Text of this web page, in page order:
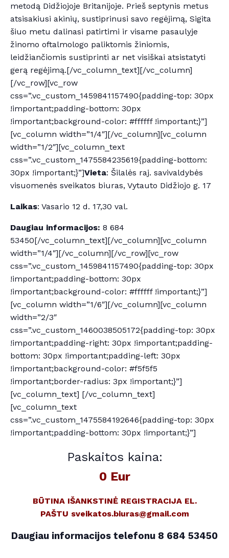
metodą Didžiojoje Britanijoje. Prieš septynis metus
atsisakiusi akinių, sustiprinusi savo regėjimą, Sigita
šiuo metu dalinasi patirtimi ir visame pasaulyje
žinomo oftalmologo paliktomis žiniomis,
leidžiančiomis sustiprinti ar net visiškai atsistatyti
gerą regėjimą.[/vc_column_text][/vc_column]
[/vc_row][vc_row
css=”.vc_custom_1459841157490{padding-top: 30px
!important;padding-bottom: 30px
!important;background-color: #ffffff !important;}”]
[vc_column width=”1/4″][/vc_column][vc_column
width=”1/2″][vc_column_text
css=”.vc_custom_1475584235619{padding-bottom:
30px !important;}”]Vieta: Šilalės raj. savivaldybės
visuomenės sveikatos biuras, Vytauto Didžiojo g. 17
Laikas: Vasario 12 d. 17,30 val.
Daugiau informacijos: 8 684
53450[/vc_column_text][/vc_column][vc_column
width=”1/4″][/vc_column][/vc_row][vc_row
css=”.vc_custom_1459841157490{padding-top: 30px
!important;padding-bottom: 30px
!important;background-color: #ffffff !important;}”]
[vc_column width=”1/6″][/vc_column][vc_column
width=”2/3″
css=”.vc_custom_1460038505172{padding-top: 30px
!important;padding-right: 30px !important;padding-
bottom: 30px !important;padding-left: 30px
!important;background-color: #f5f5f5
!important;border-radius: 3px !important;}”]
[vc_column_text] [/vc_column_text]
[vc_column_text
css=”.vc_custom_1475584192646{padding-top: 30px
!important;padding-bottom: 30px !important;}”]
Paskaitos kaina:
0 Eur
BŪTINA IŠANKSTINĖ REGISTRACIJA EL.
PAŠTU sveikatos.biuras@gmail.com
Daugiau informacijos telefonu 8 684 53450